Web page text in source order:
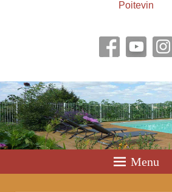
Poitevin
Menu